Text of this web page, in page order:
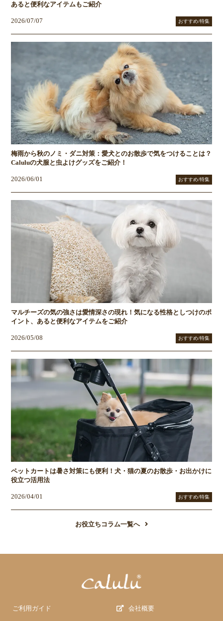
あると便利なアイテムもご紹介
2026/07/07 おすすめ/特集
梅雨から秋のノミ・ダニ対策：愛犬とのお散歩で気をつけることは？
Caluluの犬服と虫よけグッズをご紹介！
2026/06/01 おすすめ/特集
マルチーズの気の強さは愛情深さの現れ！気になる性格としつけのポ
イント、あると便利なアイテムをご紹介
2026/05/08 おすすめ/特集
ペットカートは暑さ対策にも便利！犬・猫の夏のお散歩・お出かけに
役立つ活用法
2026/04/01 おすすめ/特集
お役立ちコラム一覧へ
ご利用ガイド 会社概要